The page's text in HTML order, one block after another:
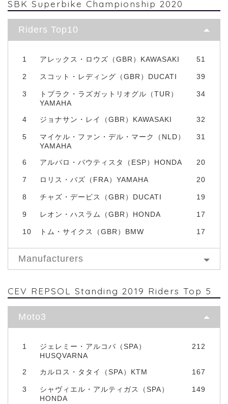
SBK Superbike Championship 2020
Riders Top10
1 アレックス・ロウズ（GBR）KAWASAKI 51
2 スコット・レディング（GBR）DUCATI 39
3
トプラク・ラズガットリオグル（TUR）
YAMAHA
34
4 ジョナサン・レイ（GBR）KAWASAKI 32
5
マイケル・ファン・デル・マーク（NLD）
YAMAHA
31
6 アルバロ・バウティスタ（ESP）HONDA 20
7 ロリス・バズ（FRA）YAMAHA 20
8 チャズ・デービス（GBR）DUCATI 19
9 レオン・ハスラム（GBR）HONDA 17
10 トム・サイクス（GBR）BMW 17
Manufacturers
CEV REPSOL Standing 2019 Riders Top 5
Moto3
1
ジェレミー・アルコバ（SPA）
HUSQVARNA
212
2 カルロス・タタイ（SPA）KTM 167
3
シャヴィエル・アルティガス（SPA）
HONDA
149